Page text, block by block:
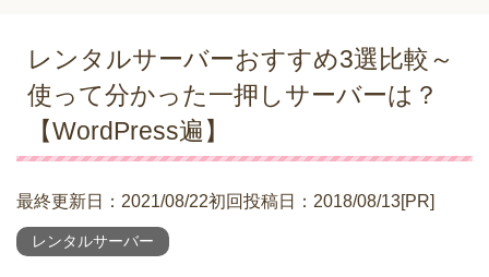
レンタルサーバーおすすめ3選比較～
使って分かった一押しサーバーは？
【WordPress遍】
最終更新日：2021/08/22初回投稿日：2018/08/13[PR]
レンタルサーバー